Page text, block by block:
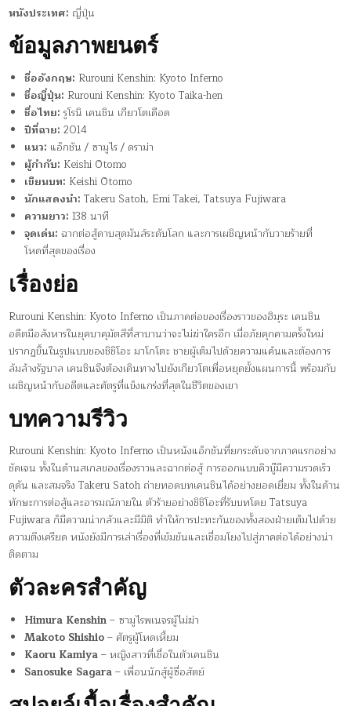
หนังประเทศ: ญี่ปุ่น
ข้อมูลภาพยนตร์
ชื่ออังกฤษ: Rurouni Kenshin: Kyoto Inferno
ชื่อญี่ปุ่น: Rurouni Kenshin: Kyoto Taika-hen
ชื่อไทย: รูโรนิ เคนชิน เกียวโตเดือด
ปีที่ฉาย: 2014
แนว: แอ็กชัน / ซามูไร / ดราม่า
ผู้กำกับ: Keishi Ōtomo
เขียนบท: Keishi Ōtomo
นักแสดงนำ: Takeru Satoh, Emi Takei, Tatsuya Fujiwara
ความยาว: 138 นาที
จุดเด่น: ฉากต่อสู้ดาบสุดมันส์ระดับโลก และการเผชิญหน้ากับวายร้ายที่
โหดที่สุดของเรื่อง
เรื่องย่อ
Rurouni Kenshin: Kyoto Inferno เป็นภาคต่อของเรื่องราวของฮิมุระ เคนชิน
อดีตมือสังหารในยุคบาคุมัตสึที่สาบานว่าจะไม่ฆ่าใครอีก เมื่อภัยคุกคามครั้งใหม่
ปรากฏขึ้นในรูปแบบของชิชิโอะ มาโกโตะ ชายผู้เต็มไปด้วยความแค้นและต้องการ
ล้มล้างรัฐบาล เคนชินจึงต้องเดินทางไปยังเกียวโตเพื่อหยุดยั้งแผนการนี้ พร้อมกับ
เผชิญหน้ากับอดีตและศัตรูที่แข็งแกร่งที่สุดในชีวิตของเขา
บทความรีวิว
Rurouni Kenshin: Kyoto Inferno เป็นหนังแอ็กชันที่ยกระดับจากภาคแรกอย่าง
ชัดเจน ทั้งในด้านสเกลของเรื่องราวและฉากต่อสู้ การออกแบบคิวบู๊มีความรวดเร็ว
ดุดัน และสมจริง Takeru Satoh ถ่ายทอดบทเคนชินได้อย่างยอดเยี่ยม ทั้งในด้าน
ทักษะการต่อสู้และอารมณ์ภายใน ตัวร้ายอย่างชิชิโอะที่รับบทโดย Tatsuya
Fujiwara ก็มีความน่ากลัวและมีมิติ ทำให้การปะทะกันของทั้งสองฝ่ายเต็มไปด้วย
ความตึงเครียด หนังยังมีการเล่าเรื่องที่เข้มข้นและเชื่อมโยงไปสู่ภาคต่อได้อย่างน่า
ติดตาม
ตัวละครสำคัญ
Himura Kenshin– ซามูไรพเนจรผู้ไม่ฆ่า
Makoto Shishio– ศัตรูผู้โหดเหี้ยม
Kaoru Kamiya– หญิงสาวที่เชื่อในตัวเคนชิน
Sanosuke Sagara– เพื่อนนักสู้ผู้ซื่อสัตย์